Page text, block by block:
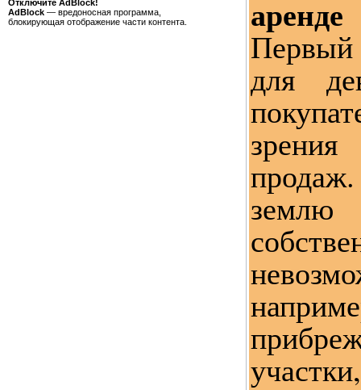
Отключите AdBlock!
AdBlock — вредоносная программа,
блокирующая отображение части контента.
аренде
Первый
для